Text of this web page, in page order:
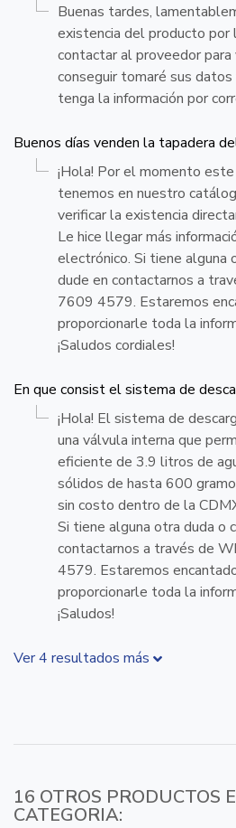
Buenas tardes,
existencia del producto por
contactar al proveedor
conseguir tomaré sus
tenga la información por
Buenos días venden la tapadera
¡Hola! Por el momento
tenemos en nuestro
verificar la existencia
Le hice llegar más
electrónico. Si tiene alguna
dude en contactarnos a
7609 4579. Estaremos
proporcionarle toda la
¡Saludos cordiales!
En que consist el sistema de
¡Hola! El sistema de
una válvula interna que
eficiente de 3.9 litros de
sólidos de hasta 600
sin costo dentro de la
Si tiene alguna otra duda o
contactarnos a través de
4579. Estaremos
proporcionarle toda la
¡Saludos!
Ver 4 resultados más
16 OTROS PRODUCTOS
CATEGORIA: